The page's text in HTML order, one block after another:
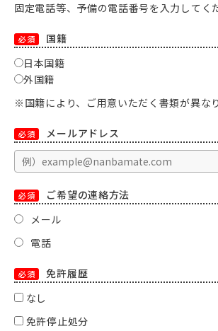
固定電話等、予備の電話番号を入力してく
必須
国籍
日本国籍
外国籍
※国籍により、ご用意いただく書類が異なり
必須 メールアドレス
必須
ご希望の連絡方法
メール
電話
必須
免許履歴
なし
免許停止処分